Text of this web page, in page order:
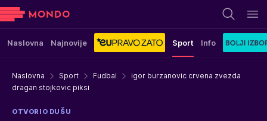
Naslovna Najnovije Sport Info
Naslovna Sport Fudbal
igor burzanovic crvena zvezda
dragan stojkovic piksi
OTVORIO DUŠU